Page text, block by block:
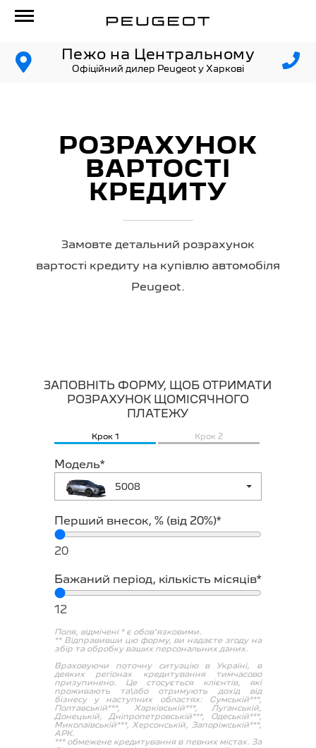
Пежо на Центральному
Офіційний дилер Peugeot у Харкові
РОЗРАХУНОК
ВАРТОСТІ
КРЕДИТУ
Замовте детальний розрахунок
вартості кредиту на купівлю автомобіля
Peugeot.